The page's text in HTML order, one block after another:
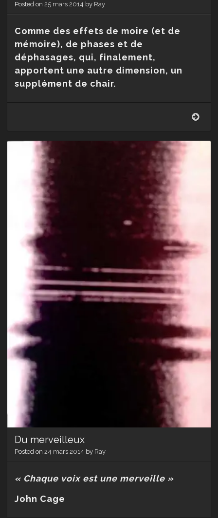
Posted on 25 mars 2014 by Ray
Comme des effets de moire (et de
mémoire), de phases et de
déphasages, qui, finalement,
apportent une autre dimension, un
supplément de chair.
Du merveilleux
Posted on 24 mars 2014 by Ray
« Chaque voix est une merveille »
John Cage